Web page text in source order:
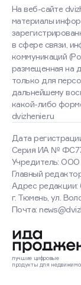
Дата
Серия ИА №
Учредитель:
Главный
Адрес редакции:
г. Тюмень, ул.
Почта:
На веб-сайте
материалы
в сфере связи,
коммуникаций
размещенная на
только для
дальнейшему
какой-либо
dvizhenie.ru
лучшие цифровые
продукты для